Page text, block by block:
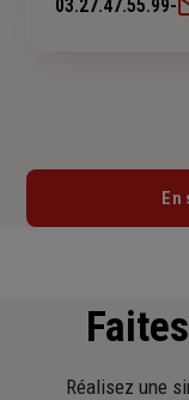
03.27.47.55.99-
En
Faites
Réalisez une